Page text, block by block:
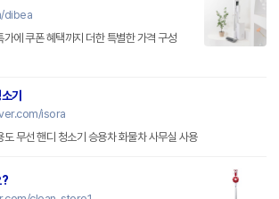
dibea
에 쿠폰 혜택까지 더한 특별한 가격 구성
기
isora
무선 핸디 청소기 승용차 화물차 사무실 사용
?